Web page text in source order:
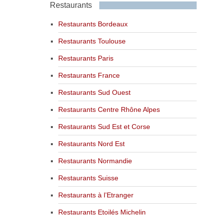
Restaurants
Restaurants Bordeaux
Restaurants Toulouse
Restaurants Paris
Restaurants France
Restaurants Sud Ouest
Restaurants Centre Rhône Alpes
Restaurants Sud Est et Corse
Restaurants Nord Est
Restaurants Normandie
Restaurants Suisse
Restaurants à l’Etranger
Restaurants Etoilés Michelin